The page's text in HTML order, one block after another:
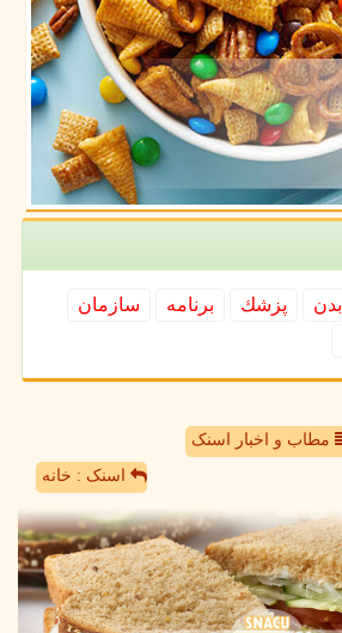
بدن پزشك برنامه
سازمان
مطاب و اخبار اسنک
اسنک : خانه